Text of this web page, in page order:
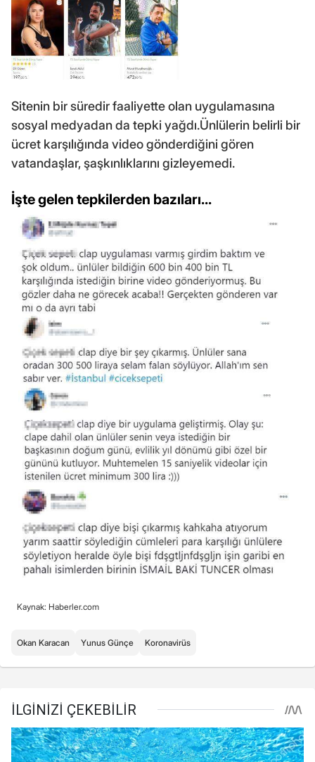
Sitenin bir süredir faaliyette olan uygulamasına
sosyal medyadan da tepki yağdı.Ünlülerin belirli bir
ücret karşılığında video gönderdiğini gören
vatandaşlar, şaşkınlıklarını gizleyemedi.
İşte gelen tepkilerden bazıları...
Kaynak: Haberler.com
Okan Karacan Yunus Günçe Koronavirüs